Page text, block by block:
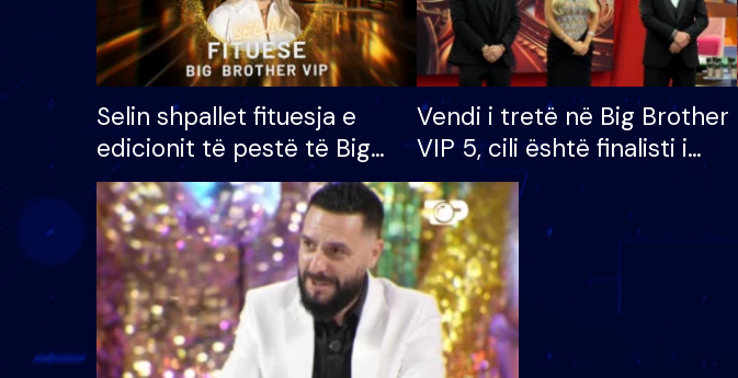
Selin shpallet fituesja e
edicionit të pestë të Big
Brother VIP, rrëmben
çmimin e madh prej 100
mijë eurosh
Vendi i tretë në Big Brother
VIP 5, cili është finalisti i
radhës që lë shtëpinë